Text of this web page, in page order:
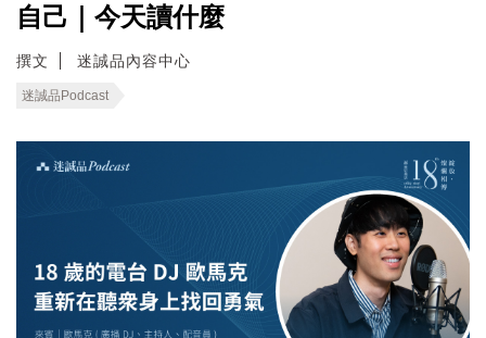
自己｜今天讀什麼
撰文 迷誠品內容中心
迷誠品Podcast